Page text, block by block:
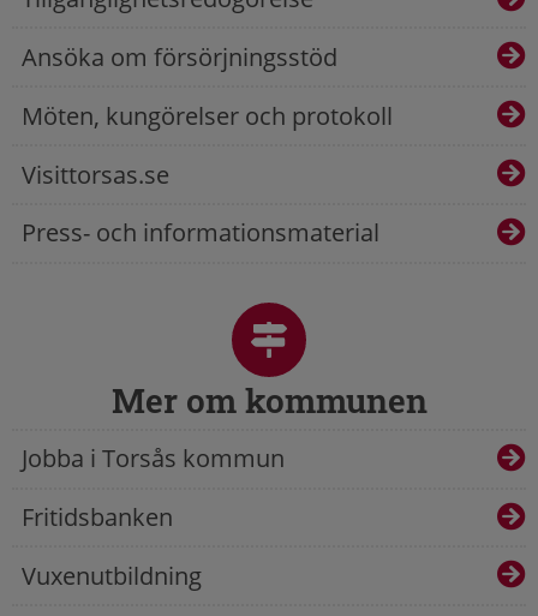
Ansöka om försörjningsstöd
Möten, kungörelser och protokoll
Visittorsas.se
Press- och informationsmaterial
Mer om kommunen
Jobba i Torsås kommun
Fritidsbanken
Vuxenutbildning